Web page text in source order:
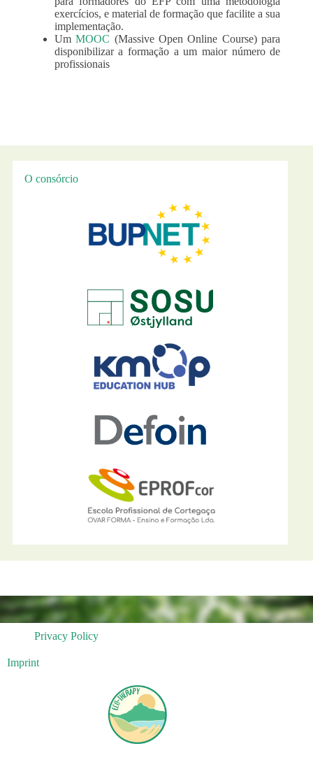
exercícios, e material de formação que facilite a sua
implementação.
UmMOOC (Massive Open Online Course) para
disponibilizar a formação a um maior número de
profissionais
O consórcio
Privacy Policy
Imprint